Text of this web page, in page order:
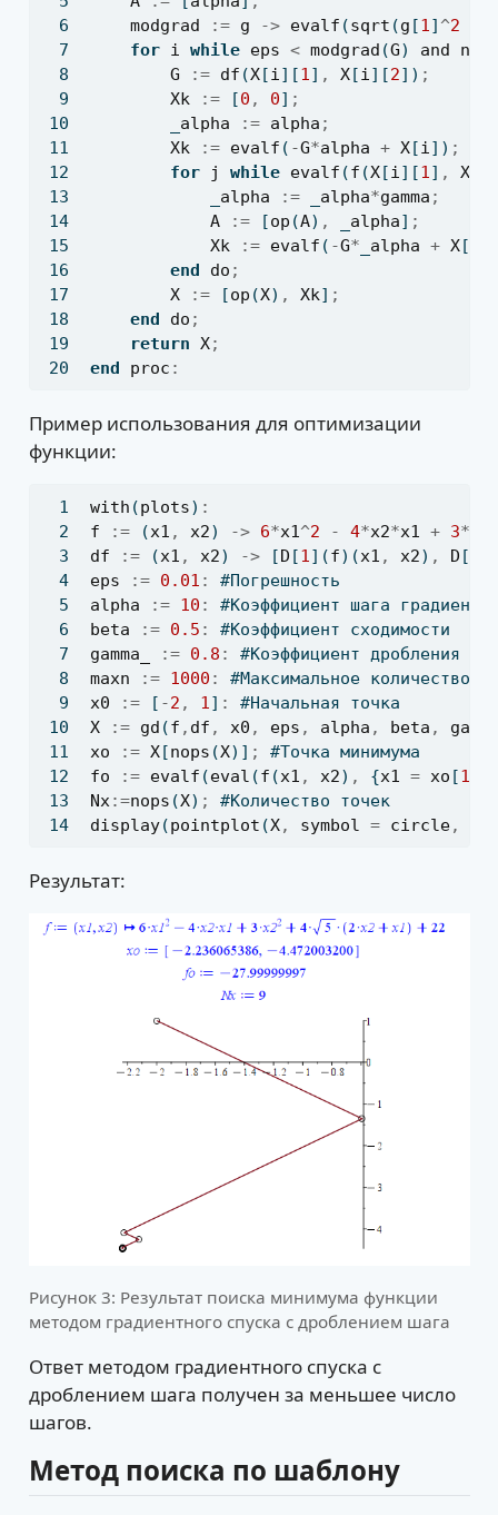
modgrad
:= g -> evalf (sqrt (g [1] ^2
for i while eps < modgrad (G) and
G
:= df (X [i][1] , X [i][2]) ;
Xk
:= [0 , 0] ;
alpha := alpha ;
Xk
:= evalf ( -G*alpha + X [i]) ;
for
j while evalf (f (X [i][1] , X
alpha := alpha*gamma ;
A
:= [op (A) , alpha] ;
Xk
:= evalf ( -G* alpha + X [
end
do ;
X
:= [op (X) , Xk] ;
end
do ;
return X;
end
proc :
Пример использования для оптимизации
функции:
with (plots) :
f
:= (x1 , x2) -> 6*x1 ^2 - 4*x2*x1 + 3*
df
:= (x1 , x2) -> [D [1 ](f)(x1 , x2) , D [
eps
:= 0.01 :
#Погрешность
alpha
:= 10 :
#Коэффициент шага
beta
:= 0.5 :
#Коэффициент сходимости
gamma_
:= 0.8 :
#Коэффициент дробления
maxn
:= 1000 :
#Максимальное количество
x0
:= [ -2 , 1 ] :
#Начальная точка
X
:= gd (f , df , x0 , eps , alpha , beta ,
xo
:= X[nops (X)] ;
#Точка минимума
fo
:= evalf (eval (f (x1 , x2) , {x1 = xo [1
Nx :=nops (X) ;
#Количество точек
display(pointplot (X, symbol = circle,
Результат:
Рисунок 3: Результат поиска минимума функции
методом градиентного спуска с дроблением шага
Ответ методом градиентного спуска с
дроблением шага получен за меньшее число
шагов.
Метод поиска по шаблону